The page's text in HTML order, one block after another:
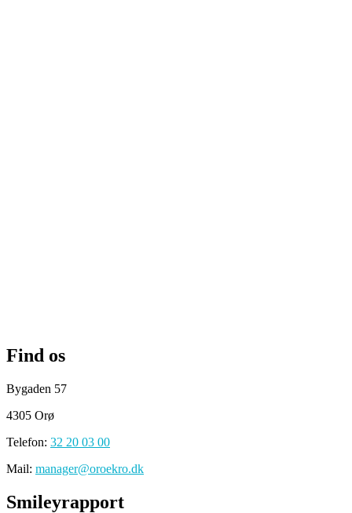
Find os
Bygaden 57
4305 Orø
Telefon: 32 20 03 00
Mail: manager@oroekro.dk
Smileyrapport